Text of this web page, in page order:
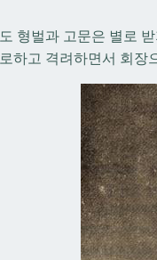
형벌과 고문은 별로
하고 격려하면서 회장